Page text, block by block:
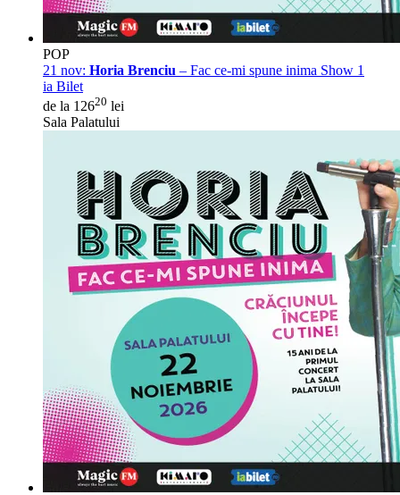
POP
21 nov: Horia Brenciu – Fac ce-mi spune inima Show 1
ia Bilet
de la 12620 lei
Sala Palatului